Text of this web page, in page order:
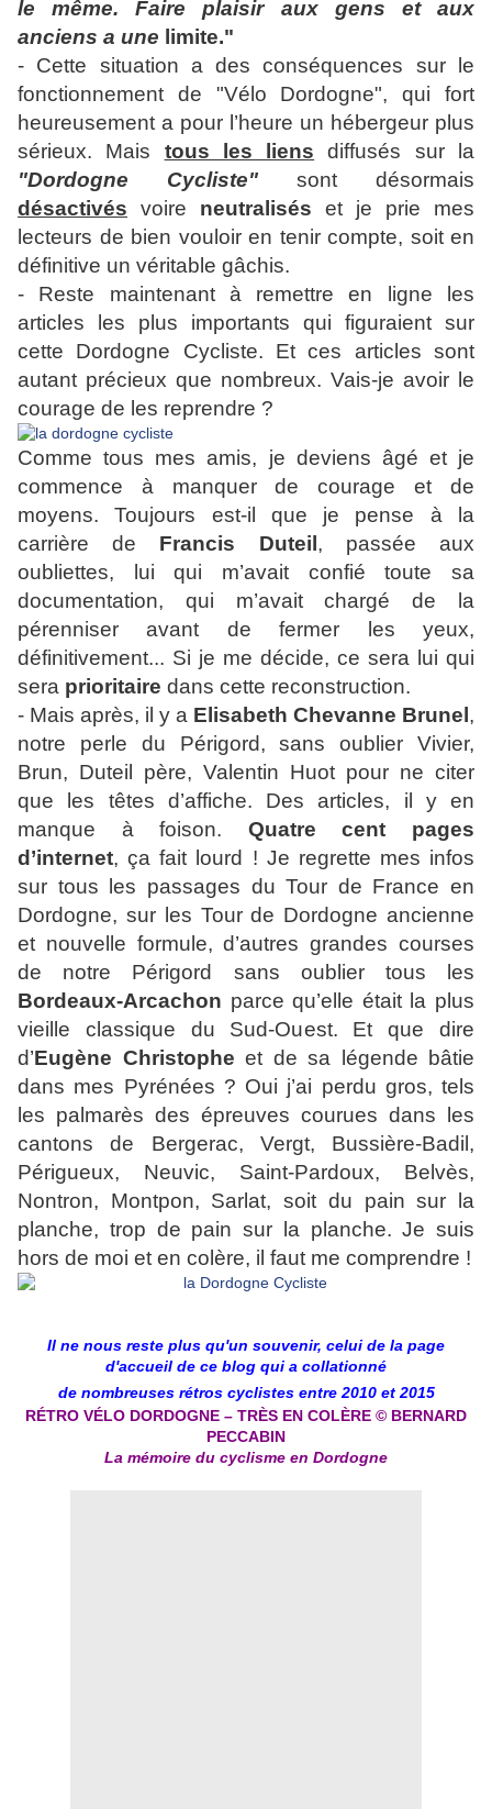
le même. Faire plaisir aux gens et aux
anciens a une limite."
- Cette situation a des conséquences sur le
fonctionnement de "Vélo Dordogne", qui fort
heureusement a pour l’heure un hébergeur plus
sérieux. Mais tous les liens diffusés sur la
"Dordogne Cycliste" sont désormais
désactivés
voire neutralisés et je prie mes
lecteurs de bien vouloir en tenir compte, soit en
définitive un véritable gâchis.
- Reste maintenant à remettre en ligne les
articles les plus importants qui figuraient sur
cette Dordogne Cycliste. Et ces articles sont
autant précieux que nombreux. Vais-je avoir le
courage de les reprendre ?
Comme tous mes amis, je deviens âgé et je
commence à manquer de courage et de
moyens. Toujours est-il que je pense à la
carrière de Francis Duteil , passée aux
oubliettes, lui qui m’avait confié toute sa
documentation, qui m’avait chargé de la
pérenniser avant de fermer les yeux,
définitivement... Si je me décide, ce sera lui qui
sera prioritaire dans cette reconstruction.
- Mais après, il y a Elisabeth Chevanne Brunel ,
notre perle du Périgord, sans oublier Vivier,
Brun, Duteil père, Valentin Huot pour ne citer
que les têtes d’affiche. Des articles, il y en
manque à foison. Quatre cent pages
d’internet, ça fait lourd ! Je regrette mes infos
sur tous les passages du Tour de France en
Dordogne, sur les Tour de Dordogne ancienne
et nouvelle formule, d’autres grandes courses
de notre Périgord sans oublier tous les
Bordeaux-Arcachon parce qu’elle était la plus
vieille classique du Sud-Ouest. Et que dire
d’Eugène Christophe et de sa légende bâtie
dans mes Pyrénées ? Oui j’ai perdu gros, tels
les palmarès des épreuves courues dans les
cantons de Bergerac, Vergt, Bussière-Badil,
Périgueux, Neuvic, Saint-Pardoux, Belvès,
Nontron, Montpon, Sarlat, soit du pain sur la
planche, trop de pain sur la planche. Je suis
hors de moi et en colère, il faut me comprendre !
Il ne nous reste plus qu'un souvenir, celui de la page
d'accueil de ce blog qui a collationné
de nombreuses rétros cyclistes entre 2010 et 2015
RÉTRO VÉLO DORDOGNE – TRÈS EN COLÈRE © BERNARD
PECCABIN
La mémoire du cyclisme en Dordogne